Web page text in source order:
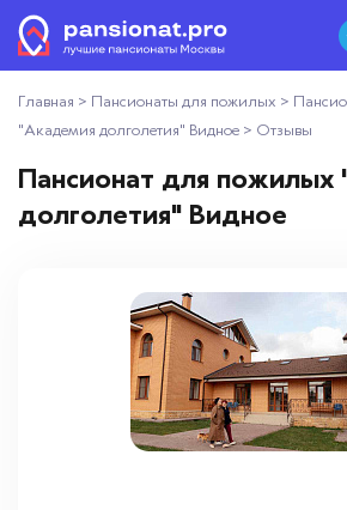
Пансионаты для пожилых
Дома престарелых
Пансионаты для ветеранов
Как выбрать пансионат
Добавить пансионат
+7 (495) 181-43-
Заказать звонок
Главная > Пансионаты для пожилых >
"Академия долголетия" Видное > Отзывы
Пансионат для пожилых
долголетия" Видное